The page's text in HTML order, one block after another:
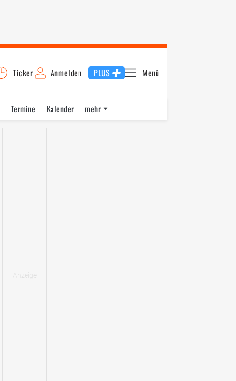
Ticker Anmelden PLUS Menü
Termine
Kalender
mehr